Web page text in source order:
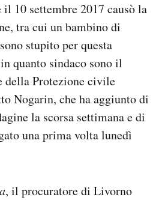
10 settembre 2017 causò la
tra cui un bambino di
stupito per questa
quanto sindaco sono il
della Protezione civile
Nogarin, che ha aggiunto di
la scorsa settimana e di
una prima volta lunedì
, il procuratore di Livorno